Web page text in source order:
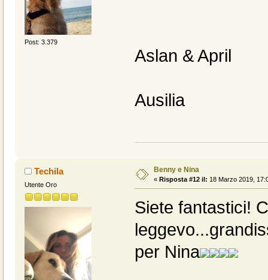
Post: 3.379
Aslan & April
Ausilia
Techila
Utente Oro
Benny e Nina
« Risposta #12 il: 18 Marzo 2019,
Siete fantastici!
per Nina